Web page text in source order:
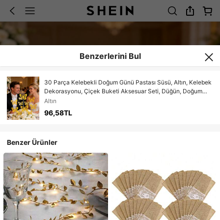
Benzerlerini Bul
30 Parça Kelebekli Doğum Günü Pastası Süsü, Altın, Kelebek
Dekorasyonu, Çiçek Buketi Aksesuar Seti, Düğün, Doğum
Günü Partisi, Sevgililer Günü, Sevgililer Günü Hediye
Paketleme Süslemeleri, Pasta Süslemeleri, Çiçek Süslemeleri,
Masa Orta Süsleri, Düğün Partisi, Otel, Yatak Odası
Altın
96,58TL
Benzer Ürünler